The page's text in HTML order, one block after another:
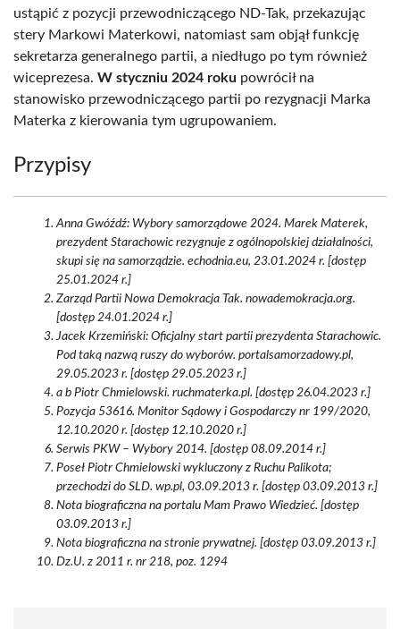
ustąpić z pozycji przewodniczącego ND-Tak, przekazując
stery Markowi Materkowi, natomiast sam objął funkcję
sekretarza generalnego partii, a niedługo po tym również
wiceprezesa. W styczniu 2024 roku powrócił na
stanowisko przewodniczącego partii po rezygnacji Marka
Materka z kierowania tym ugrupowaniem.
Przypisy
Anna Gwóźdź: Wybory samorządowe 2024. Marek Materek,
prezydent Starachowic rezygnuje z ogólnopolskiej działalności,
skupi się na samorządzie. echodnia.eu, 23.01.2024 r. [dostęp
25.01.2024 r.]
Zarząd Partii Nowa Demokracja Tak. nowademokracja.org.
[dostęp 24.01.2024 r.]
Jacek Krzemiński: Oficjalny start partii prezydenta Starachowic.
Pod taką nazwą ruszy do wyborów. portalsamorzadowy.pl,
29.05.2023 r. [dostęp 29.05.2023 r.]
a b Piotr Chmielowski. ruchmaterka.pl. [dostęp 26.04.2023 r.]
Pozycja 53616. Monitor Sądowy i Gospodarczy nr 199/2020,
12.10.2020 r. [dostęp 12.10.2020 r.]
Serwis PKW – Wybory 2014. [dostęp 08.09.2014 r.]
Poseł Piotr Chmielowski wykluczony z Ruchu Palikota;
przechodzi do SLD. wp.pl, 03.09.2013 r. [dostęp 03.09.2013 r.]
Nota biograficzna na portalu Mam Prawo Wiedzieć. [dostęp
03.09.2013 r.]
Nota biograficzna na stronie prywatnej. [dostęp 03.09.2013 r.]
Dz.U. z 2011 r. nr 218, poz. 1294